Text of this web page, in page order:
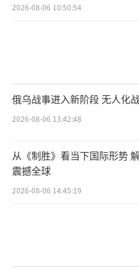
路透社
报道称，特朗普
称，相比战斗计划，
性和包容性更感兴趣
诺将禁止跨性别者参
化”和“包容性”政策。
2026-08-06 10:50:54
俄乌战事进入新阶段 无人化
2026-08-06 13:42:48
从《制胜》看当下国际形势
震撼全球
2026-08-06 14:45:19